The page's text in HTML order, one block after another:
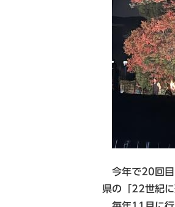
今年で20回目
県の「22世紀